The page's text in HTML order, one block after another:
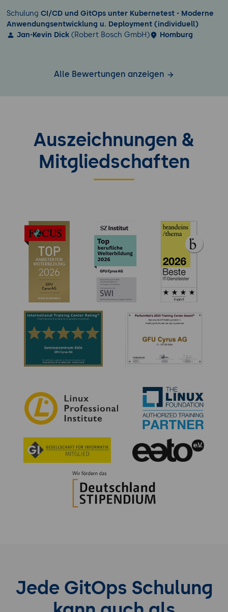
Schulung CI/CD und GitOps unter Kubernetest - Moderne
Anwendungsentwicklung u. Deployment (individuell)
Jan-Kevin Dick (Robert Bosch GmbH) Homburg
Alle Bewertungen anzeigen
Auszeichnungen &
Mitgliedschaften
Jede GitOps Schulung